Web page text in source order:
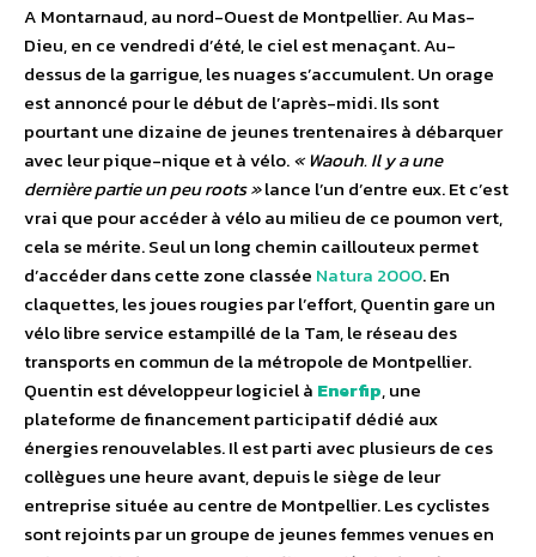
A Montarnaud, au nord-Ouest de Montpellier. Au Mas-
Dieu, en ce vendredi d’été, le ciel est menaçant. Au-
dessus de la garrigue, les nuages s’accumulent. Un orage
est annoncé pour le début de l’après-midi. Ils sont
pourtant une dizaine de jeunes trentenaires à débarquer
avec leur pique-nique et à vélo.« Waouh. Il y a une
dernière partie un peu roots »lance l’un d’entre eux. Et c’est
vrai que pour accéder à vélo au milieu de ce poumon vert,
cela se mérite. Seul un long chemin caillouteux permet
d’accéder dans cette zone classée Natura 2000. En
claquettes, les joues rougies par l’effort, Quentin gare un
vélo libre service estampillé de la Tam, le réseau des
transports en commun de la métropole de Montpellier.
Quentin est développeur logiciel à Enerfip, une
plateforme de financement participatif dédié aux
énergies renouvelables. Il est parti avec plusieurs de ces
collègues une heure avant, depuis le siège de leur
entreprise située au centre de Montpellier. Les cyclistes
sont rejoints par un groupe de jeunes femmes venues en